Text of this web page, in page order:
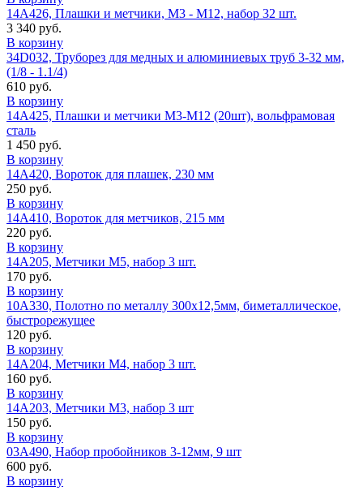
14A426, Плашки и метчики, M3 - M12, набор 32 шт.
3 340 руб.
В корзину
34D032, Труборез для медных и алюминиевых труб 3-32 мм,
(1/8 - 1.1/4)
610 руб.
В корзину
14A425, Плашки и метчики M3-M12 (20шт), вольфрамовая
сталь
1 450 руб.
В корзину
14A420, Вороток для плашек, 230 мм
250 руб.
В корзину
14A410, Вороток для метчиков, 215 мм
220 руб.
В корзину
14A205, Метчики M5, набор 3 шт.
170 руб.
В корзину
10A330, Полотно по металлу 300х12,5мм, биметаллическое,
быстрорежущее
120 руб.
В корзину
14A204, Метчики M4, набор 3 шт.
160 руб.
В корзину
14A203, Метчики M3, набор 3 шт
150 руб.
В корзину
03A490, Набор пробойников 3-12мм, 9 шт
600 руб.
В корзину